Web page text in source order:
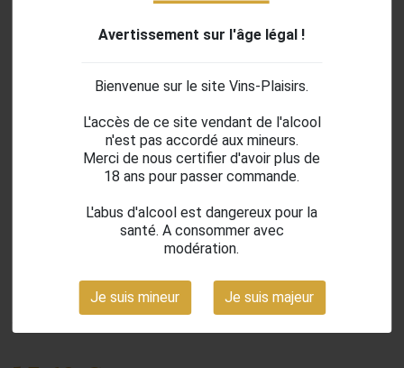
Avertissement sur l'âge légal !
Bienvenue sur le site Vins-Plaisirs.
L'accès de ce site vendant de l'alcool
n'est pas accordé aux mineurs.
Merci de nous certifier d'avoir plus de
18 ans pour passer commande.
L'abus d'alcool est dangereux pour la
santé. A consommer avec
modération.
Je suis mineur Je suis majeur
Salentein Réserve Malbec - 2023